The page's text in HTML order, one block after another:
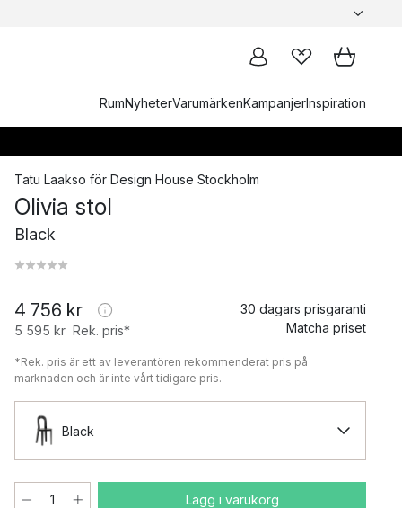
RumNyheterVarumärkenKampanjerInspiration
Tatu Laakso för Design House Stockholm
Olivia stol
Black
4 756 kr
5 595 kr Rek. pris*
30 dagars prisgaranti
Matcha priset
*Rek. pris är ett av leverantören rekommenderat pris på
marknaden och är inte vårt tidigare pris.
Black
Lägg i varukorg